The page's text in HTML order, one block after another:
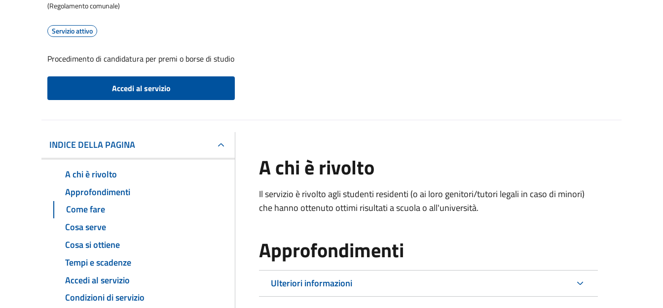
(Regolamento comunale)
Servizio attivo
Procedimento di candidatura per premi o borse di studio
Accedi al servizio
INDICE DELLA PAGINA
A chi è rivolto
Approfondimenti
Come fare
Cosa serve
Cosa si ottiene
Tempi e scadenze
Accedi al servizio
Condizioni di servizio
A chi è rivolto
Il servizio è rivolto agli studenti residenti (o ai loro genitori/tutori legali in caso di minori)
che hanno ottenuto ottimi risultati a scuola o all'università.
Approfondimenti
Ulteriori informazioni